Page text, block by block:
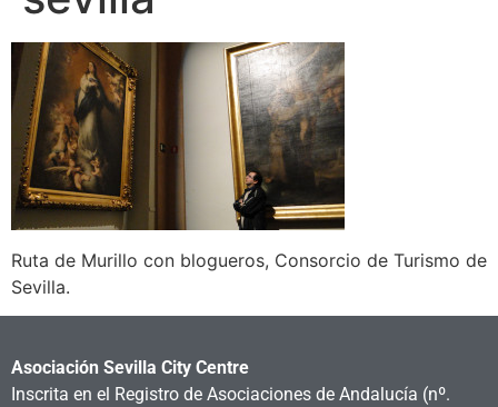
Ruta de Murillo con blogueros, Consorcio de Turismo de
Sevilla.
Asociación Sevilla City Centre
Inscrita en el Registro de Asociaciones de Andalucía (nº.